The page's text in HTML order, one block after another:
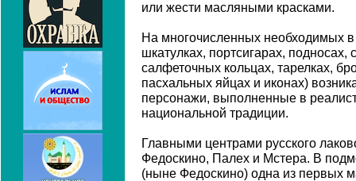
или жести масляными красками.
На многочисленных необходимых в
шкатулках, портсигарах, подносах,
салфеточных кольцах, тарелках,
пасхальных яйцах и иконах)
персонажи, выполненные в
национальной традиции.
Главными центрами русского
Федоскино, Палех и Мстера. В
(ныне Федоскино) одна из первых